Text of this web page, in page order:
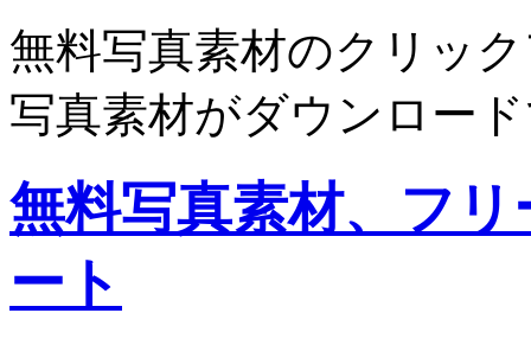
無料写真素材のクリッ
写真素材がダウンロー
無料写真素材、フ
ート